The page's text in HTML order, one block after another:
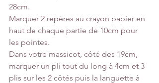
28cm.
Marquer 2 repères au crayon papier en
haut de chaque partie de 10cm pour
les pointes.
Dans votre massicot, côté des 19cm,
marquer un pli tout du long à 4cm et 3
plis sur les 2 côtés puis la languette à